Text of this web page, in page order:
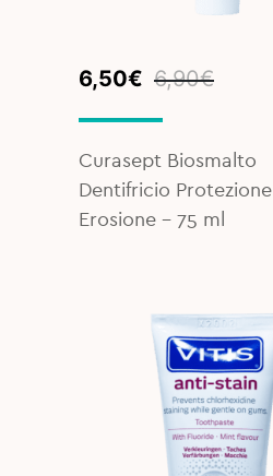
6,90€
Original
was:
6,90€.
6,50€
Current
is:
6,50€.
Curasept Biosmalto
Dentifricio Protezione
Erosione – 75 ml